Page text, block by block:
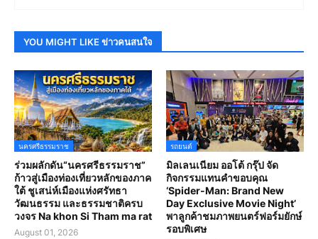
YOU MIGHT LIKE ข่าวคนสนใจ
นครศรีธรรมราช
ร่วมผลักดัน“นครศรีธรรมราช”
ก้าวสู่เมืองท่องเที่ยวหลักของภาค
ใต้ ชูเสน่ห์เมืองแห่งศรัทธา
วัฒนธรรม และธรรมชาติครบ
วงจร Na khon Si Tham ma rat
August 01, 2026
รถยนต์
มิลเลนเนียม ออโต้ กรุ๊ป จัด
กิจกรรมแทนคำขอบคุณ
‘Spider-Man: Brand New
Day Exclusive Movie Night’
พาลูกค้าชมภาพยนตร์ฟอร์มยักษ์
รอบพิเศษ